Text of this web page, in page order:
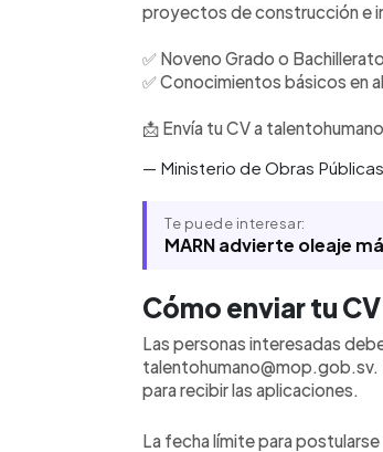
proyectos de construcción e
✅ Noveno Grado o
✅ Conocimientos básicos en
📩 Envía tu CV a
— Ministerio de Obras
Te puede interesar:
MARN advierte oleaje
Cómo enviar tu
Las personas interesadas
talentohumano@mop.gob.sv.
para recibir las aplicaciones.
La fecha límite para